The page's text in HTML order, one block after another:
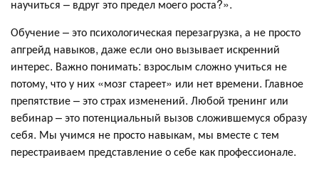
научиться – вдруг это предел моего роста?».
Обучение – это психологическая перезагрузка, а не просто
апгрейд навыков, даже если оно вызывает искренний
интерес. Важно понимать: взрослым сложно учиться не
потому, что у них «мозг стареет» или нет времени. Главное
препятствие – это страх изменений. Любой тренинг или
вебинар – это потенциальный вызов сложившемуся образу
себя. Мы учимся не просто навыкам, мы вместе с тем
перестраиваем представление о себе как профессионале.